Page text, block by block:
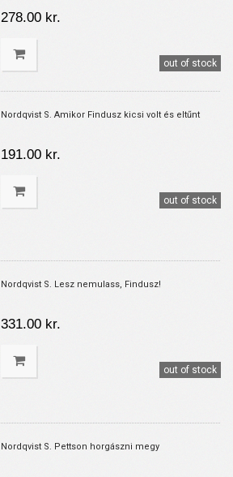
278.00 kr.
out of stock
Nordqvist S. Amikor Findusz kicsi volt és eltűnt
191.00 kr.
out of stock
Nordqvist S. Lesz nemulass, Findusz!
331.00 kr.
out of stock
Nordqvist S. Pettson horgászni megy